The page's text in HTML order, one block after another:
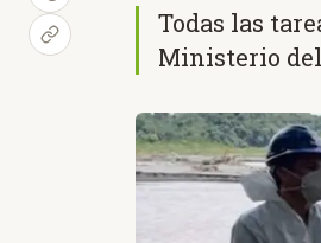
Todas las
Ministerio